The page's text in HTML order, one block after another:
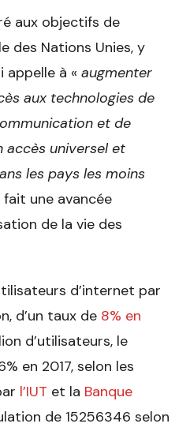
aux objectifs de
des Nations Unies, y
appelle à « augmenter
aux technologies de
et de
accès universel et
les pays les moins
fait une avancée
de la vie des
d’internet par
d’un taux de 8% en
d’utilisateurs, le
en 2017, selon les
l’IUT et la Banque
de 15­256­346 selon